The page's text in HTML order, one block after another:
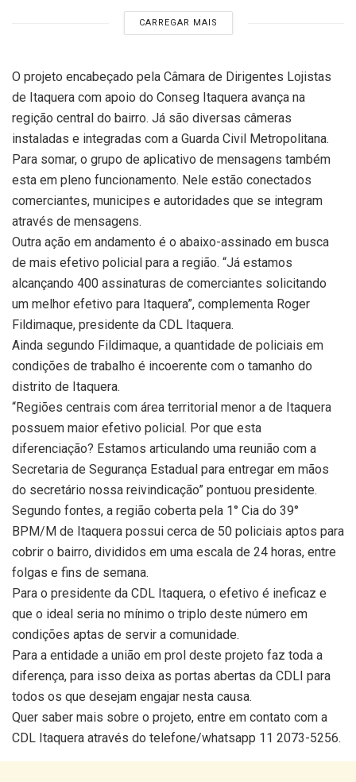
CARREGAR MAIS
O projeto encabeçado pela Câmara de Dirigentes Lojistas
de Itaquera com apoio do Conseg Itaquera avança na
regição central do bairro. Já são diversas câmeras
instaladas e integradas com a Guarda Civil Metropolitana.
Para somar, o grupo de aplicativo de mensagens também
esta em pleno funcionamento. Nele estão conectados
comerciantes, municipes e autoridades que se integram
através de mensagens.
Outra ação em andamento é o abaixo-assinado em busca
de mais efetivo policial para a região. “Já estamos
alcançando 400 assinaturas de comerciantes solicitando
um melhor efetivo para Itaquera”, complementa Roger
Fildimaque, presidente da CDL Itaquera.
Ainda segundo Fildimaque, a quantidade de policiais em
condições de trabalho é incoerente com o tamanho do
distrito de Itaquera.
“Regiões centrais com área territorial menor a de Itaquera
possuem maior efetivo policial. Por que esta
diferenciação? Estamos articulando uma reunião com a
Secretaria de Segurança Estadual para entregar em mãos
do secretário nossa reivindicação” pontuou presidente.
Segundo fontes, a região coberta pela 1° Cia do 39°
BPM/M de Itaquera possui cerca de 50 policiais aptos para
cobrir o bairro, divididos em uma escala de 24 horas, entre
folgas e fins de semana.
Para o presidente da CDL Itaquera, o efetivo é ineficaz e
que o ideal seria no mínimo o triplo deste número em
condições aptas de servir a comunidade.
Para a entidade a união em prol deste projeto faz toda a
diferença, para isso deixa as portas abertas da CDLI para
todos os que desejam engajar nesta causa.
Quer saber mais sobre o projeto, entre em contato com a
CDL Itaquera através do telefone/whatsapp 11 2073-5256.